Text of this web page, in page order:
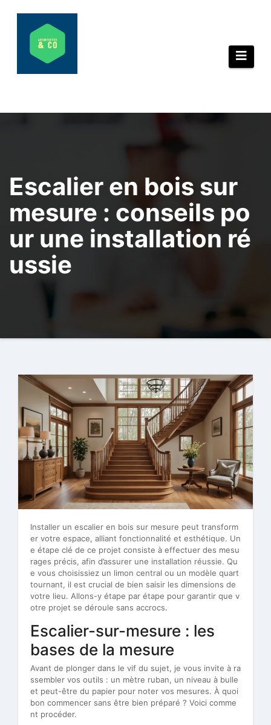
Escalier en bois sur
mesure : conseils po
ur une installation ré
ussie
Installer un escalier en bois sur mesure peut transform
er votre espace, alliant fonctionnalité et esthétique. Un
e étape clé de ce projet consiste à effectuer des mesu
rages précis, afin d’assurer une installation réussie. Qu
e vous choisissiez un limon central ou un modèle quart
tournant, il est crucial de bien saisir les dimensions de
votre lieu. Allons-y étape par étape pour garantir que v
otre projet se déroule sans accrocs.
Escalier-sur-mesure : les
bases de la mesure
Avant de plonger dans le vif du sujet, je vous invite à ra
ssembler vos outils : un mètre ruban, un niveau à bulle
et peut-être du papier pour noter vos mesures. À quoi
bon commencer sans être bien préparé ? Voici comme
nt procéder.